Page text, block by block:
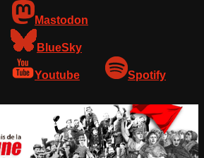
Mastodon
BlueSky
Youtube Spotify